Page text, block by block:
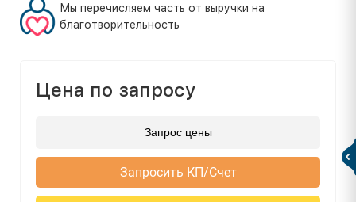
Мы перечисляем часть от выручки на
благотворительность
Цена по запросу
Запрос цены
Запросить КП/Счет